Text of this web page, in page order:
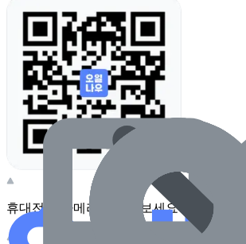
휴대전화 카메라로 찍어보세요